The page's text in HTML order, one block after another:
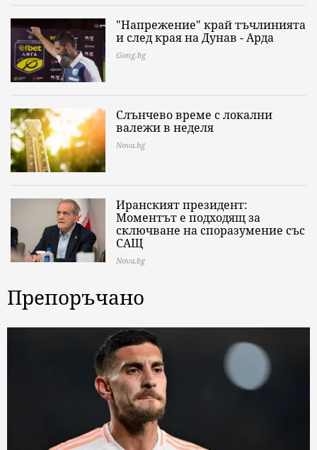
"Напрежение" край тъчлинията
и след края на Дунав - Арда
Gong.bg
Слънчево време с локални
валежи в неделя
Nova.bg
Иранският президент:
Моментът е подходящ за
сключване на споразумение със
САЩ
Nova.bg
Препоръчано